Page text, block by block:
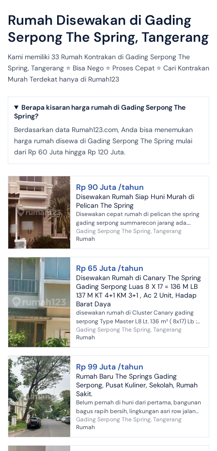
Rumah Disewakan di Gading
Serpong The Spring, Tangerang
Kami memiliki 33 Rumah Kontrakan di Gading Serpong The
Spring, Tangerang ⭐️ Bisa Nego ⭐️ Proses Cepat ⭐️ Cari Kontrakan
Murah Terdekat hanya di Rumah123
Berapa kisaran harga rumah di Gading Serpong The
Spring?
Berdasarkan data Rumah123.com, Anda bisa menemukan
harga rumah disewa di Gading Serpong The Spring mulai
dari Rp 60 Juta hingga Rp 120 Juta.
Rp 90 Juta /tahun
Disewakan Rumah Siap Huni Murah di
Pelican The Spring
Disewakan cepat rumah di pelican the spring
gading serpong summarecon jarang ada.
siapa cepat dia dapat luas tanah 9x20 180m2
luas bangunan 200m2 K...
Gading Serpong The Spring, Tangerang
Rumah
Rp 65 Juta /tahun
Disewakan Rumah di Canary The Spring
Gading Serpong Luas 8 X 17 = 136 M LB
137 M KT 4+1 KM 3+1 , Ac 2 Unit, Hadap
Barat Daya
disewakan rumah di Cluster Canary gading
serpong Type Master L8 Lt. 136 m² ( 8x17) Lb :
137 m² KT: 4+1 (3 kamar di lantai atas & 1 kamar
di lan...
Gading Serpong The Spring, Tangerang
Rumah
Rp 99 Juta /tahun
Rumah Baru The Springs Gading
Serpong, Pusat Kuliner, Sekolah, Rumah
Sakit.
Belum pernah di huni dari pertama, bangunan
bagus rapih bersih, lingkungan asri row jalan
nya lebar2, dekat ke pusat kuliner Maggiore
Square, sekol...
Gading Serpong The Spring, Tangerang
Rumah